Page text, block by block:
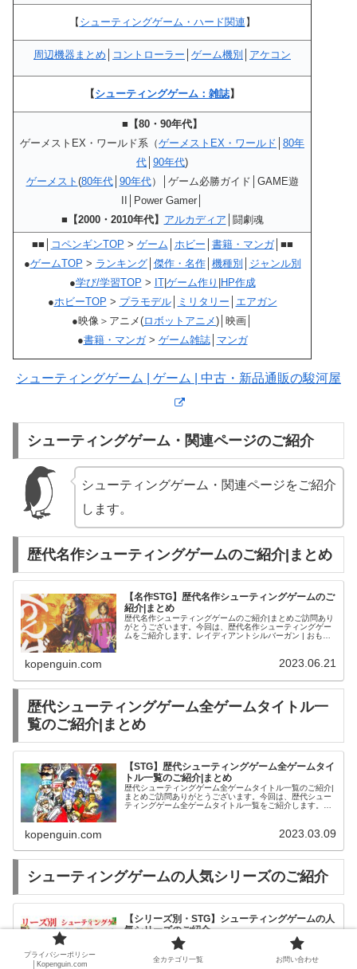
【 シューティングゲーム・ハード関連 】
周辺機器まとめ コントローラー ゲーム機別 アケコン
【シューティングゲーム：雑誌】
■【80・90年代】
ゲーメストEX・ワールド系（ゲーメストEX・ワールド 80年
代 90年代)
ゲーメスト (80年代│ 90年代）│ゲーム必勝ガイド│GAME遊
II│Power Gamer│
■【2000・2010年代】 アルカディア │闘劇魂
■■│ コペンギンTOP > ゲーム ホビー 書籍・マンガ│■■
●ゲームTOP > ランキング│ 傑作・名作│ 機種別
ジャンル別
●学び/学習TOP > IT| ゲーム作り HP作成
●ホビーTOP > プラモデル│ ミリタリー
エアガン
●映像＞アニメ(ロボットアニメ)│映画│
●書籍・マンガ> ゲーム雑誌│ マンガ
シューティングゲーム | ゲーム | 中古・新品通販の駿河屋
シューティングゲーム・関連ページのご紹介
シューティングゲーム・関連ページをご紹介
します。
歴代名作シューティングゲームのご紹介|まとめ
【名作STG】歴代名作シューティングゲームのご
紹介|まとめ
歴代名作シューティングゲームのご紹介|まとめご訪問あり
がとうございます。今回は、歴代名作シューティングゲー
ムをご紹介します。レイディアントシルバーガン | おもち
kopenguin.com 2023.06.21
歴代シューティングゲーム全ゲームタイトル一
覧のご紹介|まとめ
【STG】歴代シューティングゲーム全ゲームタイ
トル一覧のご紹介|まとめ
歴代シューティングゲーム全ゲームタイトル一覧のご紹介|
まとめご訪問ありがとうございます。今回は、歴代シュー
ティングゲーム全ゲームタイトル一覧をご紹介します。怒
kopenguin.com 2023.03.09
シューティングゲームの人気シリーズのご紹介
【シリーズ別・STG】シューティングゲームの人
気シリーズのご紹介
【シリーズ別・STG】シューティングゲームの人気シリー
ズのご紹介ご訪問ありがとうございます。このページでは
シューティングゲームに人気シリーズの名作・全タイトル
をご紹介させて頂きます。【名作STG・ACE】エースコン
プライバシーポリシー
│Kopenguin.com
全カテゴリ一覧 お問い合わせ